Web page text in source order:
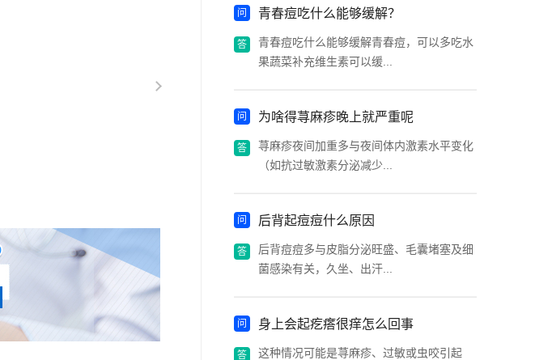
青春痘吃什么能够缓解？
青春痘吃什么能够缓解青春痘，可以多吃水
果蔬菜补充维生素可以缓...
为啥得荨麻疹晚上就严重呢
荨麻疹夜间加重多与夜间体内激素水平变化
（如抗过敏激素分泌减少...
后背起痘痘什么原因
后背痘痘多与皮脂分泌旺盛、毛囊堵塞及细
菌感染有关，久坐、出汗...
身上会起疙瘩很痒怎么回事
这种情况可能是荨麻疹、过敏或虫咬引起